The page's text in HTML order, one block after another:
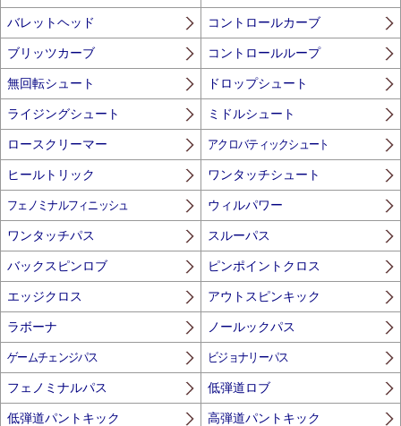
バレットヘッド コントロールカーブ
ブリッツカーブ コントロールループ
無回転シュート ドロップシュート
ライジングシュート ミドルシュート
ロースクリーマー アクロバティックシュート
ヒールトリック ワンタッチシュート
フェノミナルフィニッシュ ウィルパワー
ワンタッチパス スルーパス
バックスピンロブ ピンポイントクロス
エッジクロス アウトスピンキック
ラボーナ ノールックパス
ゲームチェンジパス ビジョナリーパス
フェノミナルパス 低弾道ロブ
低弾道パントキック 高弾道パントキック